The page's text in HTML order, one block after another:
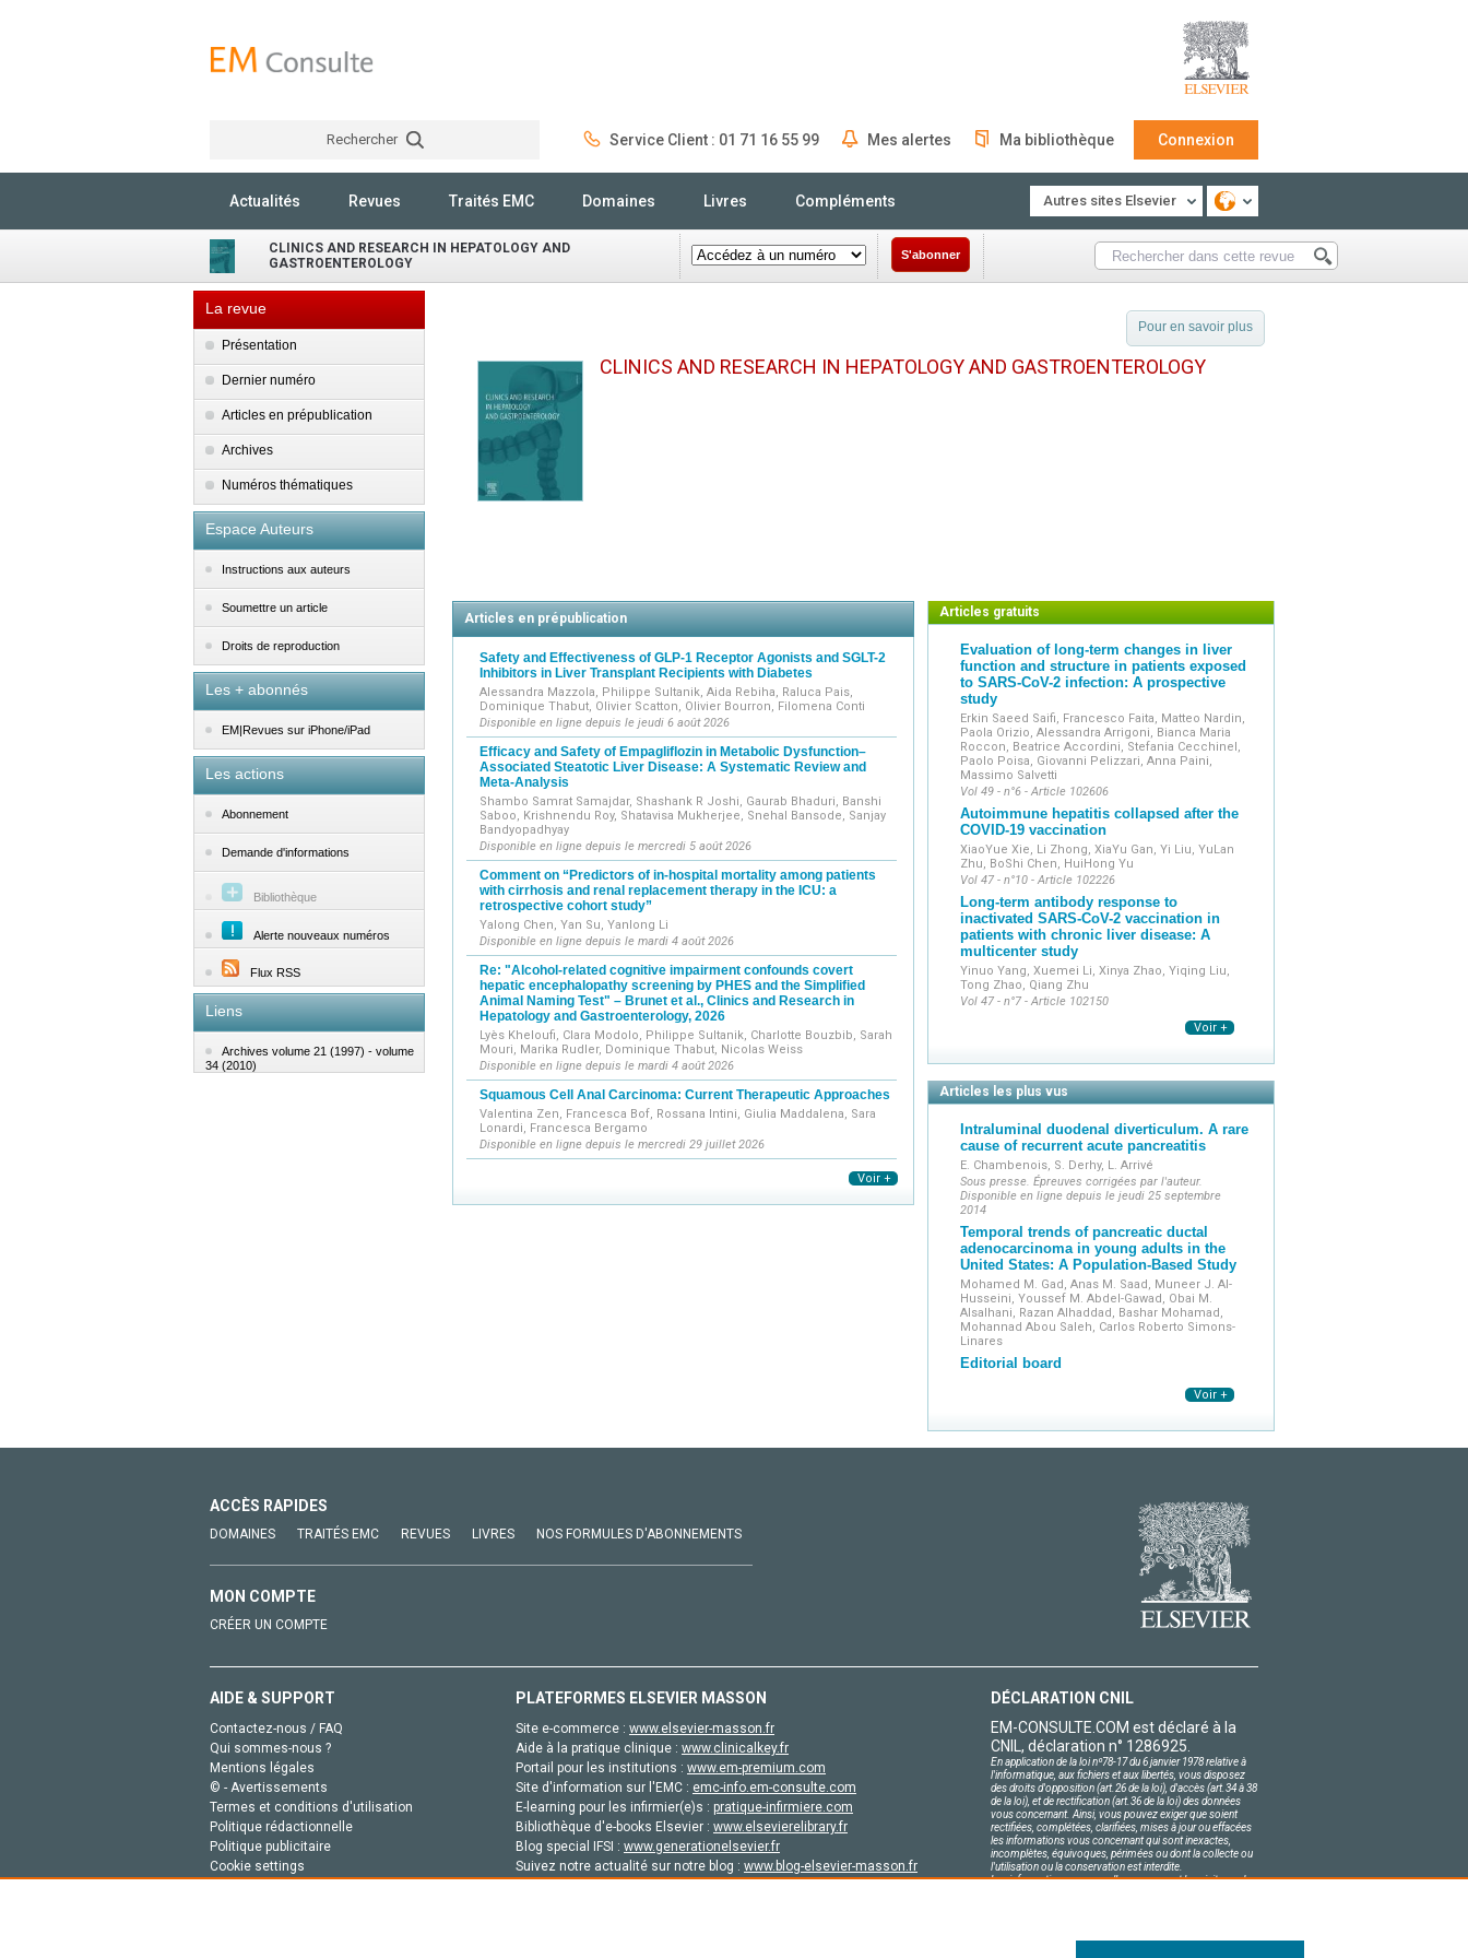
Rechercher Service Client : 01 71 16 55 99 Mes alertes Ma bibliothèque Connexion
Actualités Revues Traités EMC Domaines Livres Compléments Autres sites Elsevier
CLINICS AND RESEARCH IN HEPATOLOGY AND
GASTROENTEROLOGY
S'abonner
La revue
Présentation
Dernier numéro
Articles en prépublication
Archives
Numéros thématiques
Espace Auteurs
Instructions aux auteurs
Soumettre un article
Droits de reproduction
Les + abonnés
EM|Revues sur iPhone/iPad
Les actions
Abonnement
Demande d'informations
Bibliothèque
Alerte nouveaux numéros
Flux RSS
Liens
Archives volume 21 (1997) - volume
34 (2010)
Pour en savoir plus
CLINICS AND RESEARCH IN HEPATOLOGY AND GASTROENTEROLOGY
Articles en prépublication
Safety and Effectiveness of GLP-1 Receptor Agonists and SGLT-2
Inhibitors in Liver Transplant Recipients with Diabetes
Alessandra Mazzola, Philippe Sultanik, Aida Rebiha, Raluca Pais,
Dominique Thabut, Olivier Scatton, Olivier Bourron, Filomena Conti
Disponible en ligne depuis le jeudi 6 août 2026
Efficacy and Safety of Empagliflozin in Metabolic Dysfunction–
Associated Steatotic Liver Disease: A Systematic Review and
Meta-Analysis
Shambo Samrat Samajdar, Shashank R Joshi, Gaurab Bhaduri, Banshi
Saboo, Krishnendu Roy, Shatavisa Mukherjee, Snehal Bansode, Sanjay
Bandyopadhyay
Disponible en ligne depuis le mercredi 5 août 2026
Comment on “Predictors of in-hospital mortality among patients
with cirrhosis and renal replacement therapy in the ICU: a
retrospective cohort study”
Yalong Chen, Yan Su, Yanlong Li
Disponible en ligne depuis le mardi 4 août 2026
Re: "Alcohol-related cognitive impairment confounds covert
hepatic encephalopathy screening by PHES and the Simplified
Animal Naming Test" – Brunet et al., Clinics and Research in
Hepatology and Gastroenterology, 2026
Lyès Kheloufi, Clara Modolo, Philippe Sultanik, Charlotte Bouzbib, Sarah
Mouri, Marika Rudler, Dominique Thabut, Nicolas Weiss
Disponible en ligne depuis le mardi 4 août 2026
Squamous Cell Anal Carcinoma: Current Therapeutic Approaches
Valentina Zen, Francesca Bof, Rossana Intini, Giulia Maddalena, Sara
Lonardi, Francesca Bergamo
Disponible en ligne depuis le mercredi 29 juillet 2026
Voir +
Articles gratuits
Evaluation of long-term changes in liver
function and structure in patients exposed
to SARS-CoV-2 infection: A prospective
study
Erkin Saeed Saifi, Francesco Faita, Matteo Nardin,
Paola Orizio, Alessandra Arrigoni, Bianca Maria
Roccon, Beatrice Accordini, Stefania Cecchinel,
Paolo Poisa, Giovanni Pelizzari, Anna Paini,
Massimo Salvetti
Vol 49 - n°6 - Article 102606
Autoimmune hepatitis collapsed after the
COVID-19 vaccination
XiaoYue Xie, Li Zhong, XiaYu Gan, Yi Liu, YuLan
Zhu, BoShi Chen, HuiHong Yu
Vol 47 - n°10 - Article 102226
Long-term antibody response to
inactivated SARS-CoV-2 vaccination in
patients with chronic liver disease: A
multicenter study
Yinuo Yang, Xuemei Li, Xinya Zhao, Yiqing Liu,
Tong Zhao, Qiang Zhu
Vol 47 - n°7 - Article 102150
Voir +
Articles les plus vus
Intraluminal duodenal diverticulum. A rare
cause of recurrent acute pancreatitis
E. Chambenois, S. Derhy, L. Arrivé
Sous presse. Épreuves corrigées par l'auteur.
Disponible en ligne depuis le jeudi 25 septembre
2014
Temporal trends of pancreatic ductal
adenocarcinoma in young adults in the
United States: A Population-Based Study
Mohamed M. Gad, Anas M. Saad, Muneer J. Al-
Husseini, Youssef M. Abdel-Gawad, Obai M.
Alsalhani, Razan Alhaddad, Bashar Mohamad,
Mohannad Abou Saleh, Carlos Roberto Simons-
Linares
Editorial board
Voir +
ACCÈS RAPIDES
DOMAINES TRAITÉS EMC REVUES LIVRES NOS FORMULES D'ABONNEMENTS
MON COMPTE
CRÉER UN COMPTE
AIDE & SUPPORT
Contactez-nous / FAQ
Qui sommes-nous ?
Mentions légales
© - Avertissements
Termes et conditions d'utilisation
Politique rédactionnelle
Politique publicitaire
Cookie settings
PLATEFORMES ELSEVIER MASSON
Site e-commerce : www.elsevier-masson.fr
Aide à la pratique clinique : www.clinicalkey.fr
Portail pour les institutions : www.em-premium.com
Site d'information sur l'EMC : emc-info.em-consulte.com
E-learning pour les infirmier(e)s : pratique-infirmiere.com
Bibliothèque d'e-books Elsevier : www.elsevierelibrary.fr
Blog special IFSI : www.generationelsevier.fr
Suivez notre actualité sur notre blog : www.blog-elsevier-masson.fr
DÉCLARATION CNIL
EM-CONSULTE.COM est déclaré à la
CNIL, déclaration n° 1286925.
En application de la loi nº78-17 du 6 janvier 1978 relative à
l'informatique, aux fichiers et aux libertés, vous disposez
des droits d'opposition (art.26 de la loi), d'accès (art.34 à 38
de la loi), et de rectification (art.36 de la loi) des données
vous concernant. Ainsi, vous pouvez exiger que soient
rectifiées, complétées, clarifiées, mises à jour ou effacées
les informations vous concernant qui sont inexactes,
incomplètes, équivoques, périmées ou dont la collecte ou
l'utilisation ou la conservation est interdite.
Les informations personnelles concernant les visiteurs de